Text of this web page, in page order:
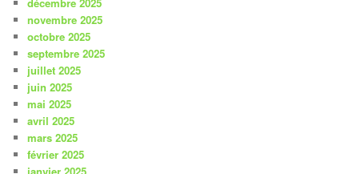
novembre 2025
octobre 2025
septembre 2025
juillet 2025
juin 2025
mai 2025
avril 2025
mars 2025
février 2025